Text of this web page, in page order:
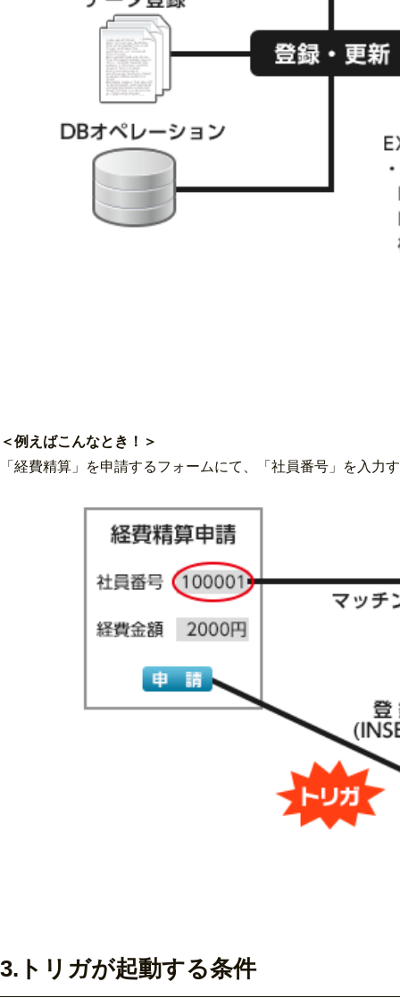
＜例えばこんなとき！＞
「経費精算」を申請するフォームにて、「社員番号」を入
3.トリガが起動する条件